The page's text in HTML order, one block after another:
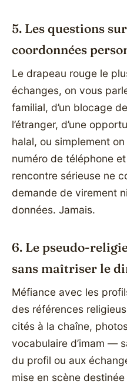
5. Les questions
coordonnées
Le drapeau rouge le
échanges, on vous
familial, d’un blocage
l’étranger, d’une
halal, ou simplement
numéro de téléphone
rencontre sérieuse ne
demande de virement
données. Jamais.
6. Le pseudo-
sans maîtriser le
Méfiance avec les
des références
cités à la chaîne,
vocabulaire d’imam —
du profil ou aux
mise en scène